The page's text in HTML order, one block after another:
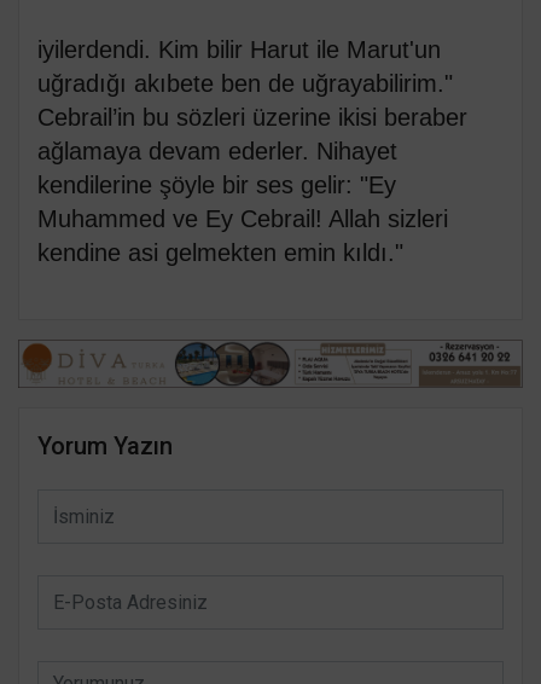
iyilerdendi. Kim bilir Harut ile Marut'un
uğradığı akıbete ben de uğrayabilirim."
Cebrail’in bu sözleri üzerine ikisi beraber
ağlamaya devam ederler. Nihayet
kendilerine şöyle bir ses gelir: "Ey
Muhammed ve Ey Cebrail! Allah sizleri
kendine asi gelmekten emin kıldı."
Yorum Yazın